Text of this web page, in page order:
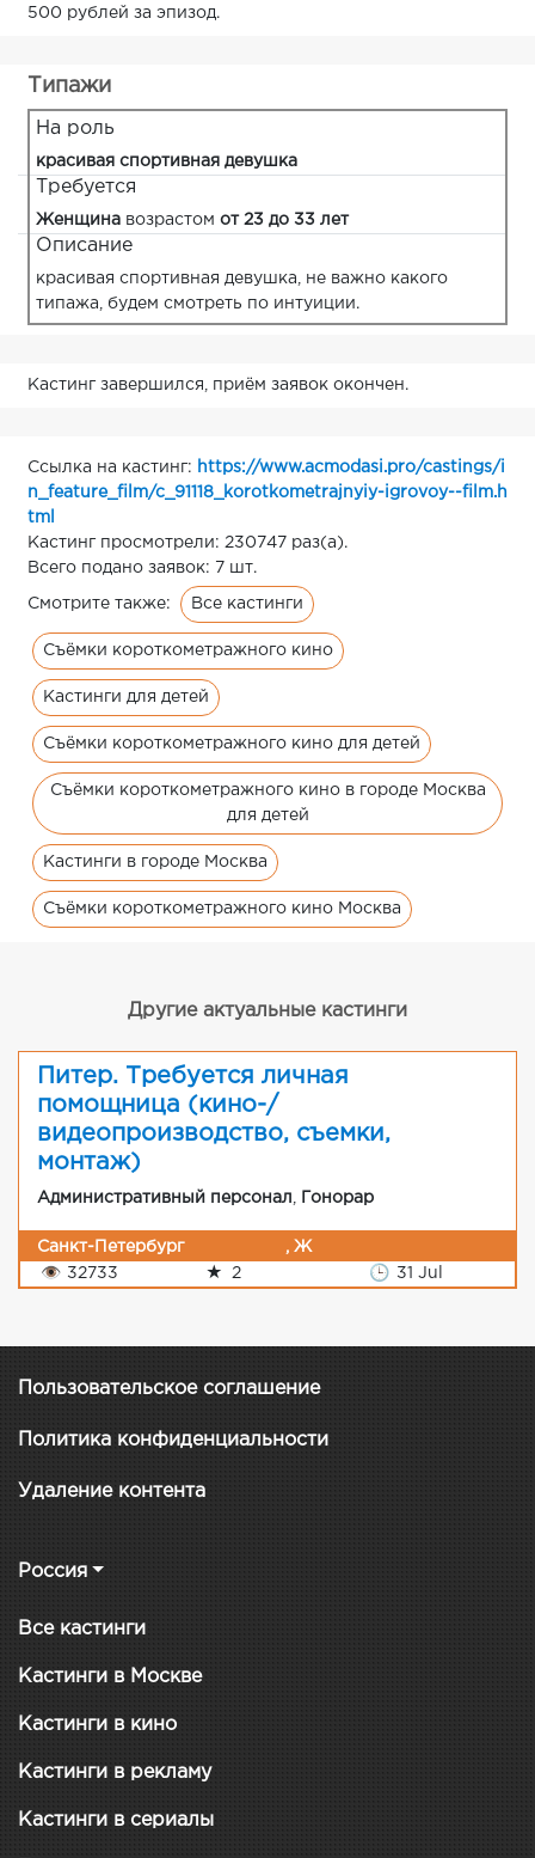
500 рублей за эпизод.
Типажи
На роль
красивая спортивная девушка
Требуется
Женщина возрастом от 23 до 33 лет
Описание
красивая спортивная девушка, не важно какого
типажа, будем смотреть по интуиции.
Кастинг завершился, приём заявок окончен.
Ссылка на кастинг: https://www.acmodasi.pro/castings/i
n_feature_film/c_91118_korotkometrajnyiy-igrovoy--film.h
tml
Кастинг просмотрели: 230747 раз(а).
Всего подано заявок: 7 шт.
Смотрите также: Все кастинги
Съёмки короткометражного кино
Кастинги для детей
Съёмки короткометражного кино для детей
Съёмки короткометражного кино в городе Москва
для детей
Кастинги в городе Москва
Съёмки короткометражного кино Москва
Другие актуальные кастинги
Питер. Требуется личная
помощница (кино-/
видеопроизводство, съемки,
монтаж)
Административный персонал Гонорар
Санкт-Петербург
, Ж
👁 32733 ★ 2 🕒 31 Jul
Пользовательское соглашение
Политика конфиденциальности
Удаление контента
Россия
Все кастинги
Кастинги в Москве
Кастинги в кино
Кастинги в рекламу
Кастинги в сериалы